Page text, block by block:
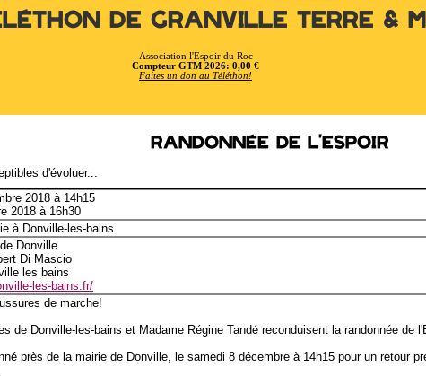
de Granville Terre &
Association l'Espoir du Roc
Compteur GTM 2026: 0,00 €
Faites un don au Téléthon!
Randonnée de l'Espoir
d'évoluer...
2018 à 14h15
2018 à 16h30
à Donville-les-bains
Donville
Di Mascio
les bains
les-bains.fr/
de marche!
de Donville-les-bains et Madame Régine Tandé reconduisent la randonnée de
près de la mairie de Donville, le samedi 8 décembre à 14h15 pour un retour